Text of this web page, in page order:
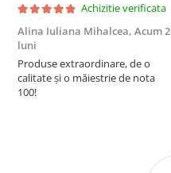
Achizitie verificata
Alina Iuliana Mihalcea, Acum 2
luni
Produse extraordinare, de o
calitate și o măiestrie de nota
100!